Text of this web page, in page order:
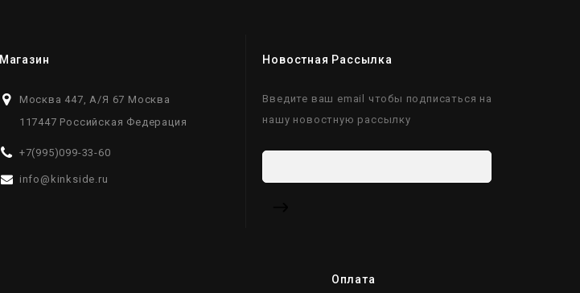
Магазин
Москва 447, А/Я 67 Москва
117447 Российская Федерация
+7(995)099-33-60
info@kinkside.ru
Новостная Рассылка
Введите ваш email чтобы подписаться на
нашу новостную рассылку
Оплата